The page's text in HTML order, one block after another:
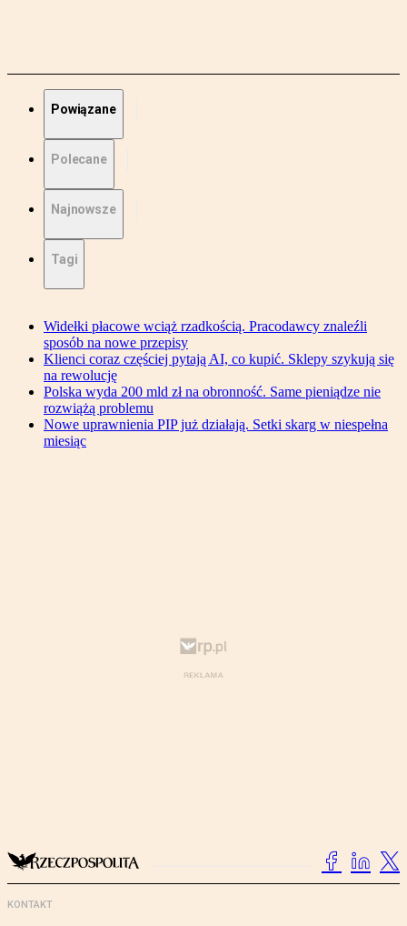
Powiązane
Polecane
Najnowsze
Tagi
Widełki płacowe wciąż rzadkością. Pracodawcy znaleźli
sposób na nowe przepisy
Klienci coraz częściej pytają AI, co kupić. Sklepy szykują się
na rewolucję
Polska wyda 200 mld zł na obronność. Same pieniądze nie
rozwiążą problemu
Nowe uprawnienia PIP już działają. Setki skarg w niespełna
miesiąc
KONTAKT